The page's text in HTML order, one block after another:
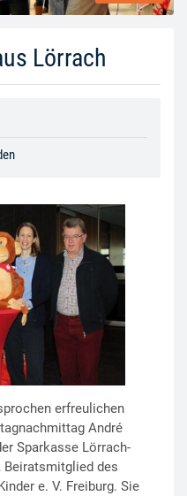
Lörrach
erfreulichen
André
Sparkasse Lörrach-
Beiratsmitglied des
e. V. Freiburg. Sie